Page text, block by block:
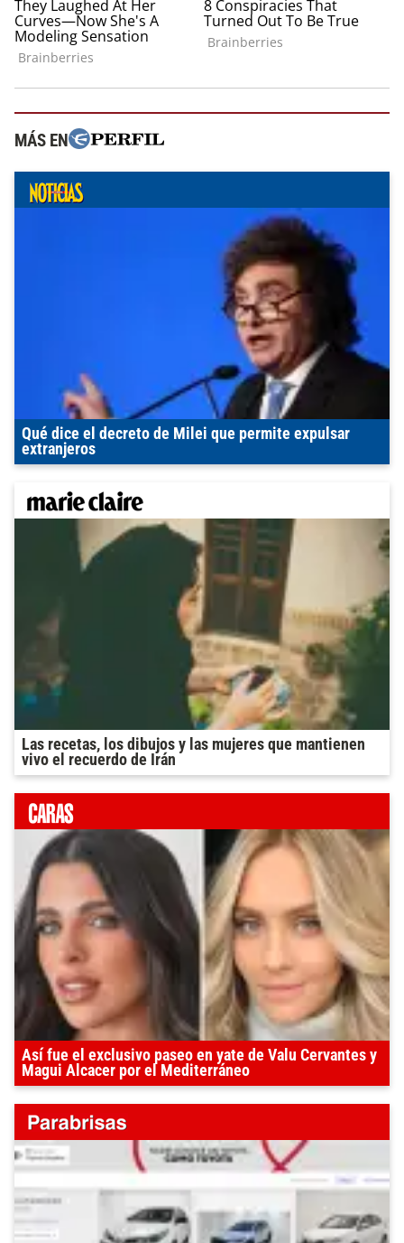
MÁS EN
Qué dice el decreto de Milei que permite expulsar
extranjeros
Las recetas, los dibujos y las mujeres que mantienen
vivo el recuerdo de Irán
Así fue el exclusivo paseo en yate de Valu Cervantes y
Magui Alcacer por el Mediterráneo